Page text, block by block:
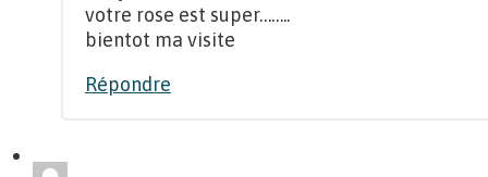
votre rose est super……..
bientot ma visite
Répondre